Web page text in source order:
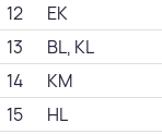
12
EK
13
BL, KL
14
KM
15
HL